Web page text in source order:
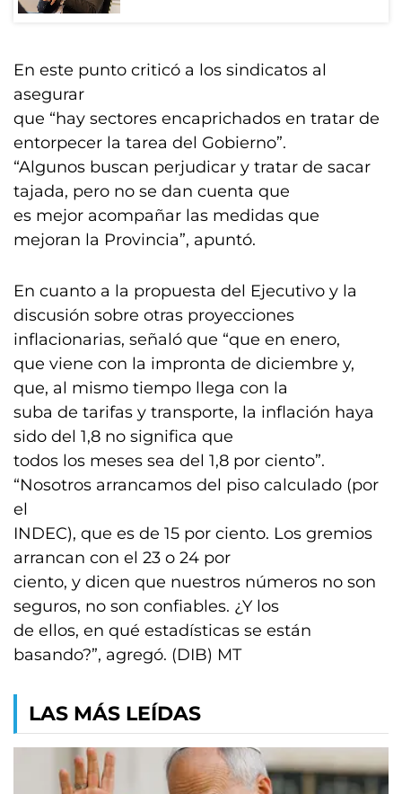
En este punto criticó a los sindicatos al
asegurar
que “hay sectores encaprichados en tratar de
entorpecer la tarea del Gobierno”.
“Algunos buscan perjudicar y tratar de sacar
tajada, pero no se dan cuenta que
es mejor acompañar las medidas que
mejoran la Provincia”, apuntó.
En cuanto a la propuesta del Ejecutivo y la
discusión sobre otras proyecciones
inflacionarias, señaló que “que en enero,
que viene con la impronta de diciembre y,
que, al mismo tiempo llega con la
suba de tarifas y transporte, la inflación haya
sido del 1,8 no significa que
todos los meses sea del 1,8 por ciento”.
“Nosotros arrancamos del piso calculado (por
el
INDEC), que es de 15 por ciento. Los gremios
arrancan con el 23 o 24 por
ciento, y dicen que nuestros números no son
seguros, no son confiables. ¿Y los
de ellos, en qué estadísticas se están
basando?”, agregó. (DIB) MT
LAS MÁS LEÍDAS